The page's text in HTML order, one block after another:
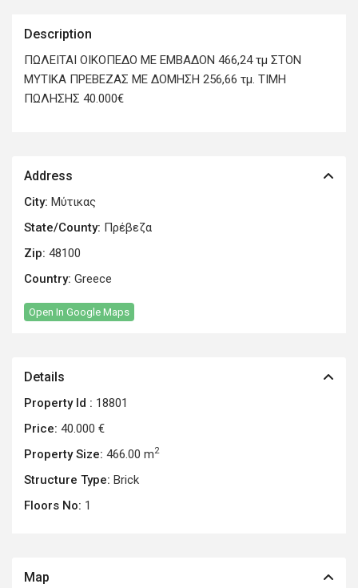
Description
ΠΩΛΕΙΤΑΙ ΟΙΚΟΠΕΔΟ ΜΕ ΕΜΒΑΔΟΝ 466,24 τμ ΣΤΟΝ
ΜΥΤΙΚΑ ΠΡΕΒΕΖΑΣ ΜΕ ΔΟΜΗΣΗ 256,66 τμ. ΤΙΜΗ
ΠΩΛΗΣΗΣ 40.000€
Address
City: Μύτικας
State/County: Πρέβεζα
Zip: 48100
Country: Greece
Open In Google Maps
Details
Property Id : 18801
Price: 40.000 €
Property Size: 466.00 m2
Structure Type: Brick
Floors No: 1
Map